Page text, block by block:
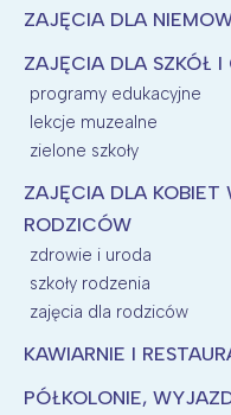
ZAJĘCIA DLA
ZAJĘCIA DLA SZKÓŁ I
programy edukacyjne
lekcje muzealne
zielone szkoły
ZAJĘCIA DLA
RODZICÓW
zdrowie i uroda
szkoły rodzenia
zajęcia dla rodziców
KAWIARNIE I
PÓŁKOLONIE,